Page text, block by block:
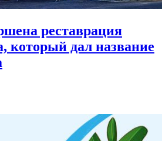
реставрация
который дал название